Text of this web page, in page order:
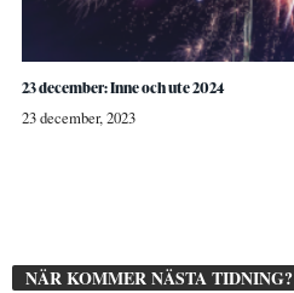
23 december: Inne och ute 2024
23 december, 2023
NÄR KOMMER NÄSTA TIDNING?